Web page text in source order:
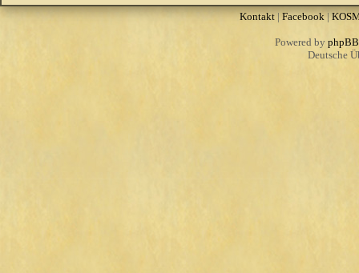
Kontakt| Facebook |
Powered by phpBB
Deutsche